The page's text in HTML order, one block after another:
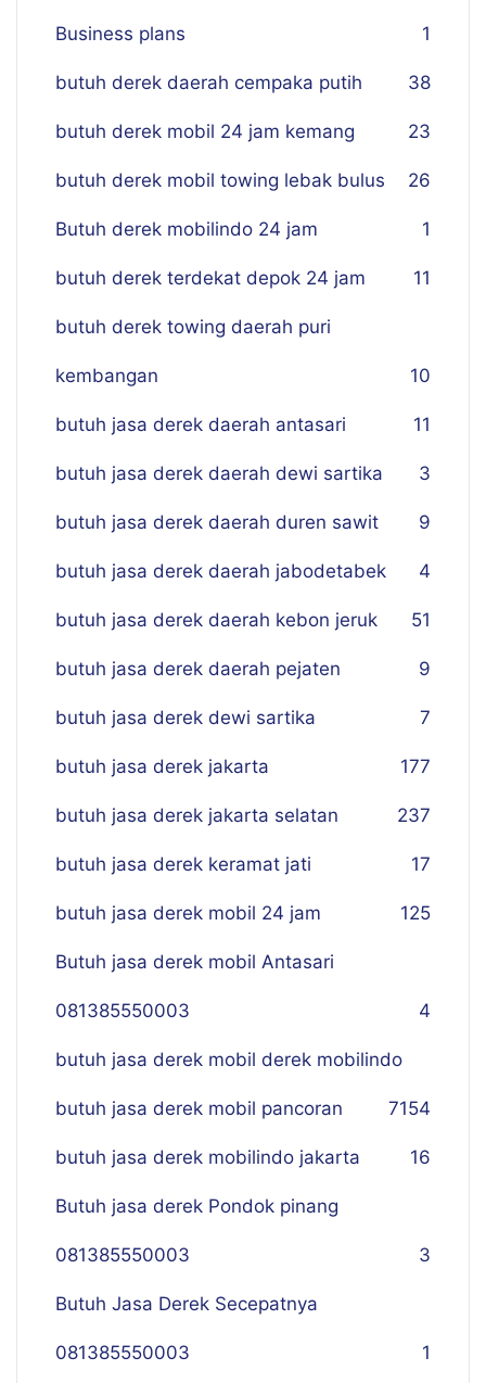
Business plans 1
butuh derek daerah cempaka putih 38
butuh derek mobil 24 jam kemang 23
butuh derek mobil towing lebak bulus 26
Butuh derek mobilindo 24 jam 1
butuh derek terdekat depok 24 jam 11
butuh derek towing daerah puri
kembangan 10
butuh jasa derek daerah antasari 11
butuh jasa derek daerah dewi sartika 3
butuh jasa derek daerah duren sawit 9
butuh jasa derek daerah jabodetabek 4
butuh jasa derek daerah kebon jeruk 51
butuh jasa derek daerah pejaten 9
butuh jasa derek dewi sartika 7
butuh jasa derek jakarta 177
butuh jasa derek jakarta selatan 237
butuh jasa derek keramat jati 17
butuh jasa derek mobil 24 jam 125
Butuh jasa derek mobil Antasari
081385550003 4
butuh jasa derek mobil derek mobilindo
154
butuh jasa derek mobil pancoran 7
butuh jasa derek mobilindo jakarta 16
Butuh jasa derek Pondok pinang
081385550003 3
Butuh Jasa Derek Secepatnya
081385550003 1